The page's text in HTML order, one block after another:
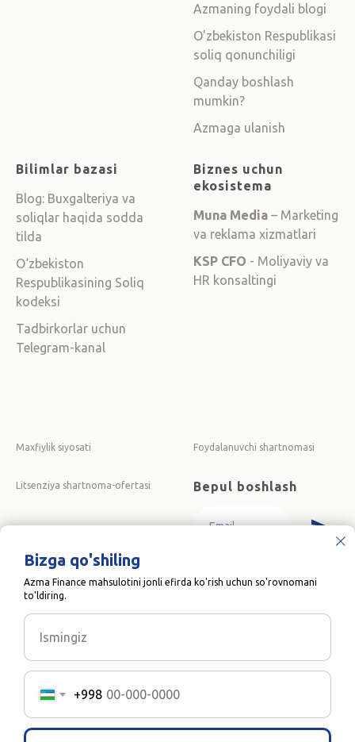
Azmaning foydali blogi
O'zbekiston Respublikasi
soliq qonunchiligi
Qanday boshlash
mumkin?
Azmaga ulanish
Bilimlar bazasi
Blog: Buxgalteriya va
soliqlar haqida sodda
tilda
O‘zbekiston
Respublikasining Soliq
kodeksi
Tadbirkorlar uchun
Telegram-kanal
Biznes uchun
ekosistema
Muna Media – Marketing
va reklama xizmatlari
KSP CFO - Moliyaviy va
HR konsaltingi
Maxfiylik siyosati Foydalanuvchi shartnomasi
Litsenziya shartnoma-ofertasi Bepul boshlash
siyosatimizga rozilik berasiz.
©2026
ACCOUNTING"
Ushbu veb-sayt to‘g‘ri ishlashi uchun cookie-fayllardan foydalanadi.
bo‘lmaydi, boshqalari esa sayt qanday foydalanilayotganini tushunish
orqali sizning tajribangizni yaxshilashga yordam beradi.
Bizga qo'shiling
Azma Finance mahsulotini jonli efirda ko'rish uchun so'rovnomani
to'ldiring.
Ismingiz
+998